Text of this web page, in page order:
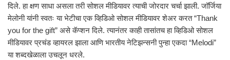
दिले. हा क्षण साधा असला तरी सोशल मीडियावर त्याची जोरदार चर्चा झाली. जॉर्जिया
मेलोनी यांनी स्वतः या भेटीचा एक व्हिडिओ सोशल मीडियावर शेअर करत “Thank
you for the gift” असे कॅप्शन दिले. त्यानंतर काही तासांतच हा व्हिडिओ सोशल
मीडियावर प्रचंड व्हायरल झाला आणि भारतीय नेटिझन्सनी पुन्हा एकदा “Melodi”
या शब्दखेळाला उचलून धरले.